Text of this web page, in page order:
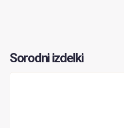
Sorodni izdelki